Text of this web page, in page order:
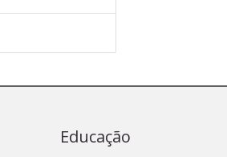
Educação